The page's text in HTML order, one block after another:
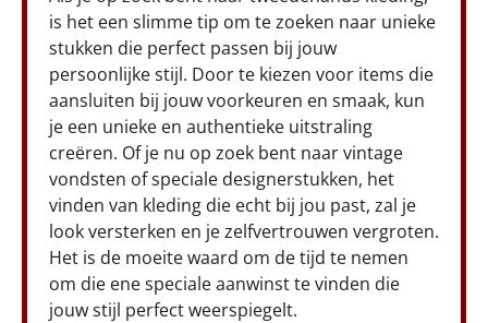
is het een slimme tip om te zoeken naar unieke
stukken die perfect passen bij jouw
persoonlijke stijl. Door te kiezen voor items die
aansluiten bij jouw voorkeuren en smaak, kun
je een unieke en authentieke uitstraling
creëren. Of je nu op zoek bent naar vintage
vondsten of speciale designerstukken, het
vinden van kleding die echt bij jou past, zal je
look versterken en je zelfvertrouwen vergroten.
Het is de moeite waard om de tijd te nemen
om die ene speciale aanwinst te vinden die
jouw stijl perfect weerspiegelt.